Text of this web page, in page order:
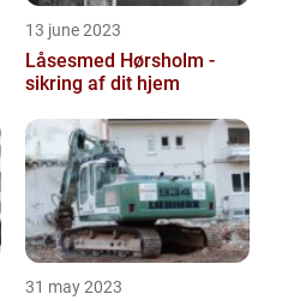
13 june 2023
Låsesmed Hørsholm -
sikring af dit hjem
31 may 2023